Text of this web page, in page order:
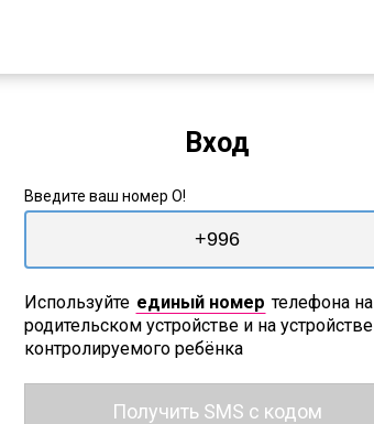
Вход
Введите ваш номер О!
Используйте единый номер телефона на
родительском устройстве и на устройстве
контролируемого ребёнка
Получить SMS с кодом